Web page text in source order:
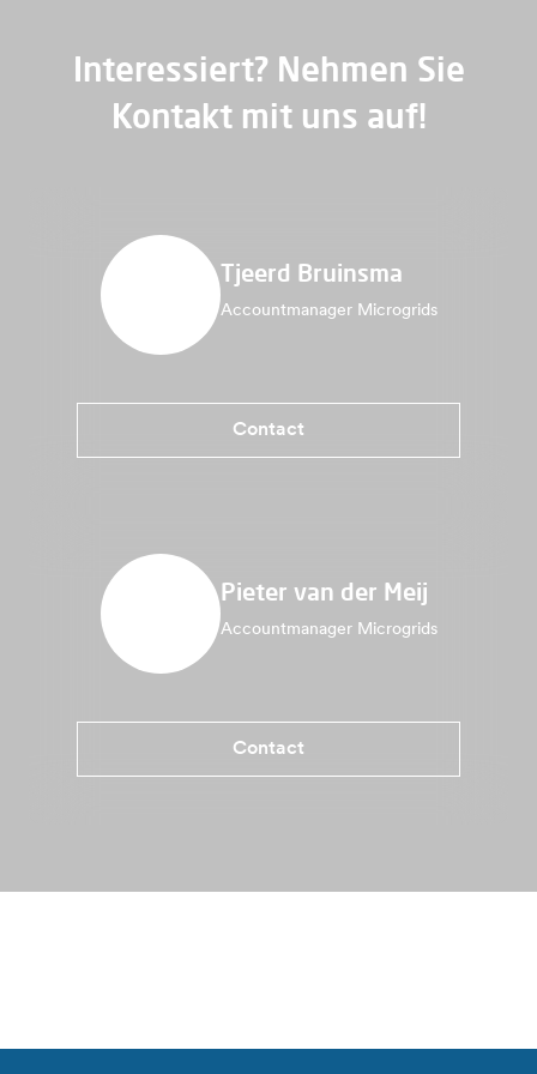
Interessiert? Nehmen Sie
Kontakt mit uns auf!
Tjeerd Bruinsma
Accountmanager Microgrids
Contact
Pieter van der Meij
Accountmanager Microgrids
Contact